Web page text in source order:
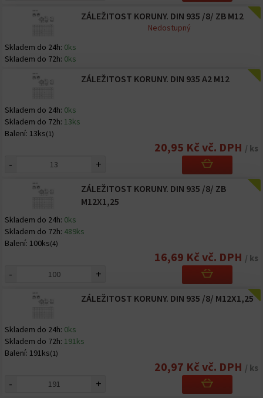
ZÁLEŽITOST KORUNY. DIN 935 /8/ ZB M12
Skladem do 24h: 0ks
Skladem do 72h: 0ks
Nedostupný
ZÁLEŽITOST KORUNY. DIN 935 A2 M12
Skladem do 24h: 0ks
Skladem do 72h: 13ks
Balení: 13ks(1)
20,95 Kč vč. DPH / ks
- +
ZÁLEŽITOST KORUNY. DIN 935 /8/ ZB
M12X1,25
Skladem do 24h: 0ks
Skladem do 72h: 489ks
Balení: 100ks(4)
16,69 Kč vč. DPH / ks
- +
ZÁLEŽITOST KORUNY. DIN 935 /8/ M12X1,25
Skladem do 24h: 0ks
Skladem do 72h: 191ks
Balení: 191ks(1)
20,97 Kč vč. DPH / ks
- +